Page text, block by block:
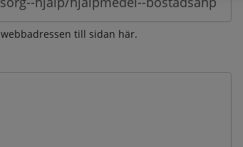
till sidan här.